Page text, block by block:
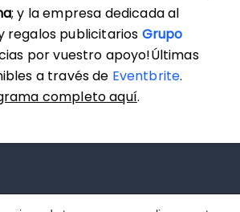
; y la empresa dedicada al
regalos publicitarios Grupo
por vuestro apoyo!Últimas
a través de Eventbrite.
completo aquí.